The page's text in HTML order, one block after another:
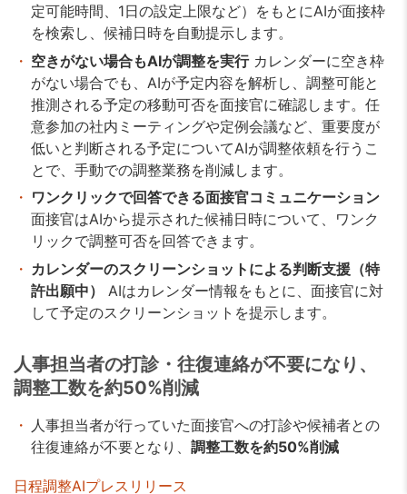
定可能時間、1日の設定上限など）をもとにAIが面接枠
を検索し、候補日時を自動提示します。
空きがない場合もAIが調整を実行カレンダーに空き枠
がない場合でも、AIが予定内容を解析し、調整可能と
推測される予定の移動可否を面接官に確認します。任
意参加の社内ミーティングや定例会議など、重要度が
低いと判断される予定についてAIが調整依頼を行うこ
とで、手動での調整業務を削減します。
ワンクリックで回答できる面接官コミュニケーション
面接官はAIから提示された候補日時について、ワンク
リックで調整可否を回答できます。
カレンダーのスクリーンショットによる判断支援（特
許出願中）
AIはカレンダー情報をもとに、面接官に対
して予定のスクリーンショットを提示します。
人事担当者の打診・往復連絡が不要になり、
調整工数を約50%削減
人事担当者が行っていた面接官への打診や候補者との
往復連絡が不要となり、調整工数を約50%削減
日程調整AIプレスリリース